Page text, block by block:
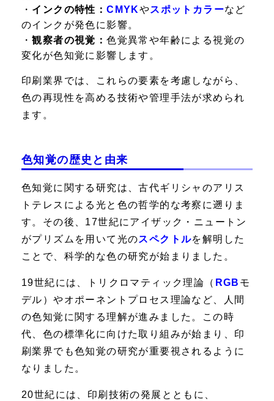
・ インクの特性：CMYKやスポットカラーなど
のインクが発色に影響。
・観察者の視覚：色覚異常や年齢による視覚の
変化が色知覚に影響します。
印刷業界では、これらの要素を考慮しながら、
色の再現性を高める技術や管理手法が求められ
ます。
色知覚の歴史と由来
色知覚に関する研究は、古代ギリシャのアリス
トテレスによる光と色の哲学的な考察に遡りま
す。その後、17世紀にアイザック・ニュートン
がプリズムを用いて光のスペクトルを解明した
ことで、科学的な色の研究が始まりました。
19世紀には、トリクロマティック理論（ RGB モ
デル）やオポーネントプロセス理論など、人間
の色知覚に関する理解が進みました。この時
代、色の標準化に向けた取り組みが始まり、印
刷業界でも色知覚の研究が重要視されるように
なりました。
20世紀には、印刷技術の発展とともに、